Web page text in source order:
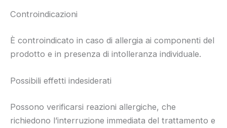
Controindicazioni
È controindicato in caso di allergia ai componenti del
prodotto e in presenza di intolleranza individuale.
Possibili effetti indesiderati
Possono verificarsi reazioni allergiche, che
richiedono l’interruzione immediata del trattamento e